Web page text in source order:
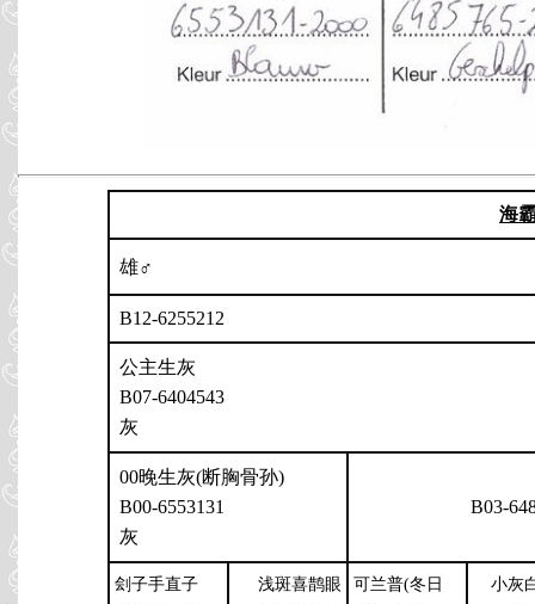
海
雄♂
B12-6255212
公主生灰
B07-6404543
灰
00晚生灰(断胸骨孙)
B00-6553131
灰
B03-
刽子手直子
浅斑喜鹊眼
可兰普(冬日
小灰